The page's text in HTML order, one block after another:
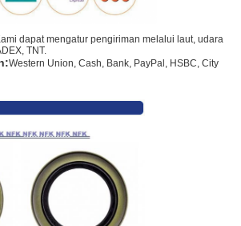
dapat mengatur pengiriman melalui laut, udara
TNT.
Western Union, Cash, Bank, PayPal, HSBC, City